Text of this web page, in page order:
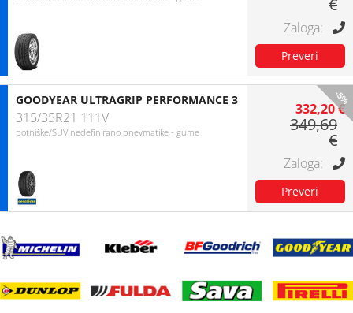
€
-5%
GOODYEAR ULTRAGRIP PERFORMANCE 3
315/35R21 111V
potniške/SUV nedefinirano pnevmatike - gume
332,20 €
349,69
€